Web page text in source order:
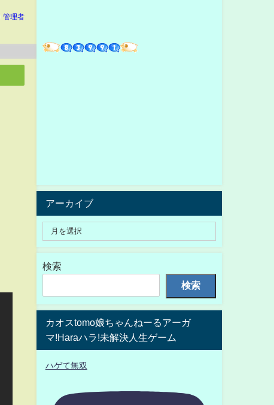
管理者
アーカイブ
検索
検索
カオスtomo娘ちゃんねーるアーガ
マ!Haraハラ!未解決人生ゲーム
ハゲて無双